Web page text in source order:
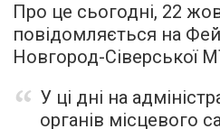
Про це сьогодні, 22
повідомляється на
Новгород-Сіверської
У ці дні на
органів місцевого